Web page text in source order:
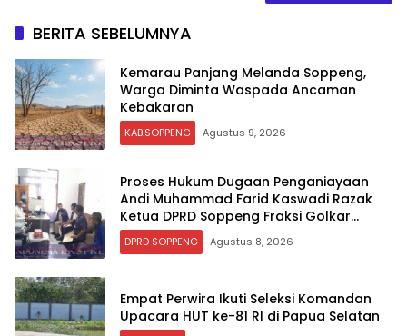
BERITA SEBELUMNYA
Kemarau Panjang Melanda Soppeng,
Warga Diminta Waspada Ancaman
Kebakaran
KAB.SOPPENG Agustus 9, 2026
Proses Hukum Dugaan Penganiayaan
Andi Muhammad Farid Kaswadi Razak
Ketua DPRD Soppeng Fraksi Golkar
Tetap Berlanjut
DPRD SOPPENG Agustus 8, 2026
Empat Perwira Ikuti Seleksi Komandan
Upacara HUT ke-81 RI di Papua Selatan